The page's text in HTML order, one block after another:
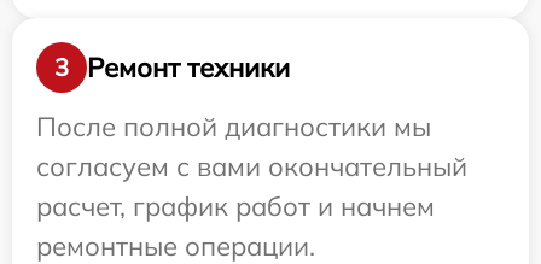
3
Ремонт техники
После полной диагностики мы
согласуем с вами окончательный
расчет, график работ и начнем
ремонтные операции.